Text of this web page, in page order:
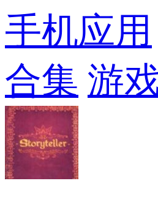
手机应用
合集 游